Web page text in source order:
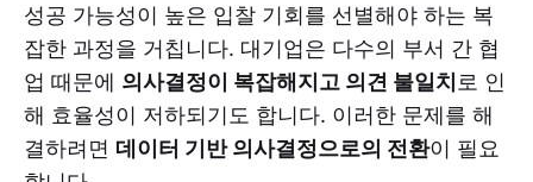
성공 가능성이 높은 입찰 기회를 선별해야 하는 복
잡한 과정을 거칩니다. 대기업은 다수의 부서 간 협
업 때문에 의사결정이 복잡해지고 의견 불일치 로 인
해 효율성이 저하되기도 합니다. 이러한 문제를 해
결하려면 데이터 기반 의사결정으로의 전환이 필요